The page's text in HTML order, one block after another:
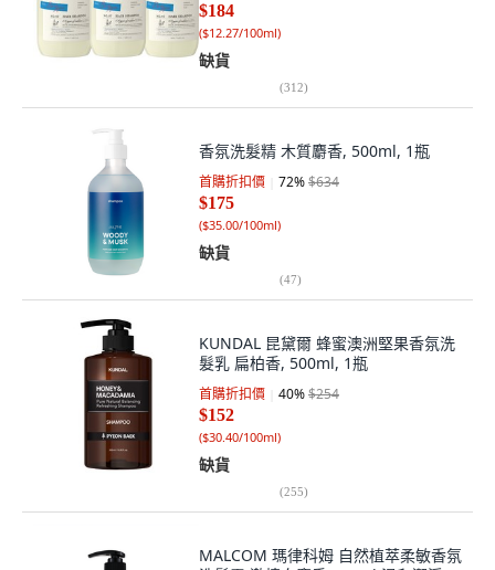
$184
($12.27/100ml)
缺貨
(312)
香氛洗髮精 木質麝香, 500ml, 1瓶
首購折扣價 72%$634
$175
($35.00/100ml)
缺貨
(47)
KUNDAL 昆黛爾 蜂蜜澳洲堅果香氛洗
髮乳 扁柏香, 500ml, 1瓶
首購折扣價 40%$254
$152
($30.40/100ml)
缺貨
(255)
MALCOM 瑪律科姆 自然植萃柔敏香氛